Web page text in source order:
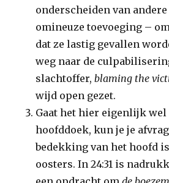
onderscheiden van
omineuze toevoeging –
dat ze lastig gevallen
weg naar de
slachtoffer,blaming the
wijd open gezet.
Gaat het hier eigenlijk wel
hoofddoek, kun je je
bedekking van het hoofd
oosters. In 24:31 is